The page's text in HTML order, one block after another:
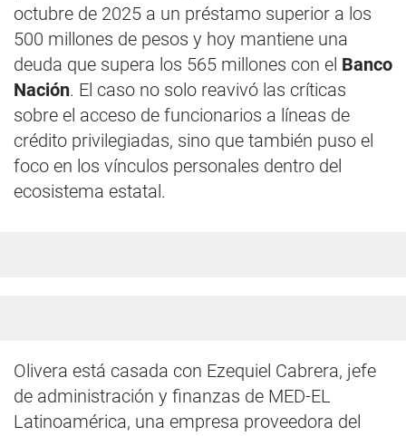
octubre de 2025 a un préstamo superior a los
500 millones de pesos y hoy mantiene una
deuda que supera los 565 millones con el Banco
Nación. El caso no solo reavivó las críticas
sobre el acceso de funcionarios a líneas de
crédito privilegiadas, sino que también puso el
foco en los vínculos personales dentro del
ecosistema estatal.
Olivera está casada con Ezequiel Cabrera, jefe
de administración y finanzas de MED-EL
Latinoamérica, una empresa proveedora del